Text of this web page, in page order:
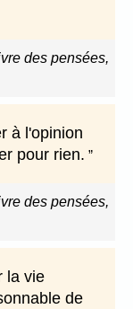
des pensées,
à l'opinion
pour rien.
des pensées,
la vie
de